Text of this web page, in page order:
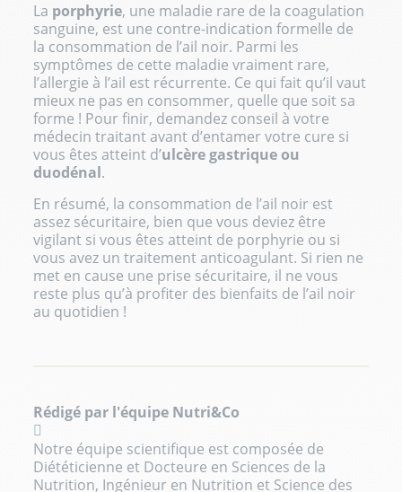
La porphyrie, une maladie rare de la coagulation
sanguine, est une contre-indication formelle de
la consommation de l’ail noir. Parmi les
symptômes de cette maladie vraiment rare,
l’allergie à l’ail est récurrente. Ce qui fait qu’il vaut
mieux ne pas en consommer, quelle que soit sa
forme ! Pour finir, demandez conseil à votre
médecin traitant avant d’entamer votre cure si
vous êtes atteint d’ulcère gastrique ou
duodénal.
En résumé, la consommation de l’ail noir est
assez sécuritaire, bien que vous deviez être
vigilant si vous êtes atteint de porphyrie ou si
vous avez un traitement anticoagulant. Si rien ne
met en cause une prise sécuritaire, il ne vous
reste plus qu’à profiter des bienfaits de l’ail noir
au quotidien !
Rédigé par l'équipe Nutri&Co
Notre équipe scientifique est composée de
Diététicienne et Docteure en Sciences de la
Nutrition, Ingénieur en Nutrition et Science des